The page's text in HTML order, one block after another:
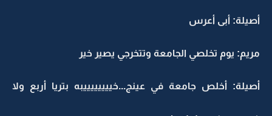
أصيلة: أبى أعرس
مريم: يوم تخلصي الجامعة وتتخرجي يصير خير
أصيلة: أخلص جامعة في عينج...خييييييييبه بتريا أربع ولا